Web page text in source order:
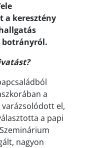
a keresztény
botrányról.
a
el,
a papi
nagyon